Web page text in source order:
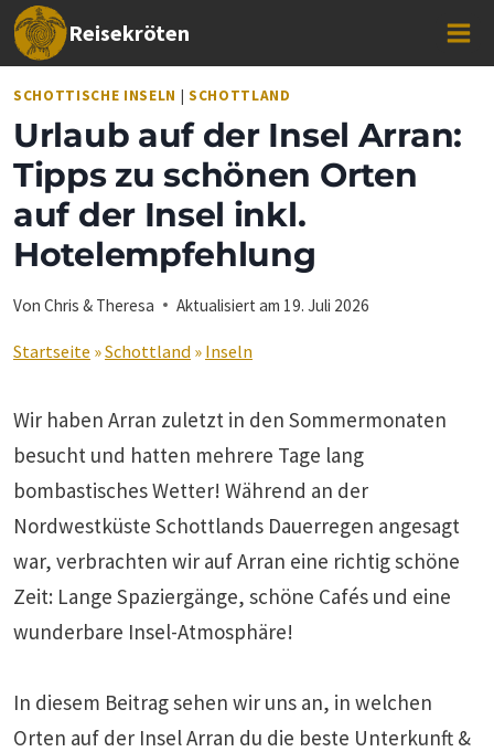
Zum
Inhalt
springen
Reisekröten
SCHOTTISCHE INSELN | SCHOTTLAND
Urlaub auf der Insel Arran:
Tipps zu schönen Orten
auf der Insel inkl.
Hotelempfehlung
Von Chris & Theresa Aktualisiert am 19. Juli 2026
Startseite »Schottland » Inseln
Wir haben Arran zuletzt in den Sommermonaten
besucht und hatten mehrere Tage lang
bombastisches Wetter! Während an der
Nordwestküste Schottlands Dauerregen angesagt
war, verbrachten wir auf Arran eine richtig schöne
Zeit: Lange Spaziergänge, schöne Cafés und eine
wunderbare Insel-Atmosphäre!
In diesem Beitrag sehen wir uns an, in welchen
Orten auf der Insel Arran du die beste Unterkunft &